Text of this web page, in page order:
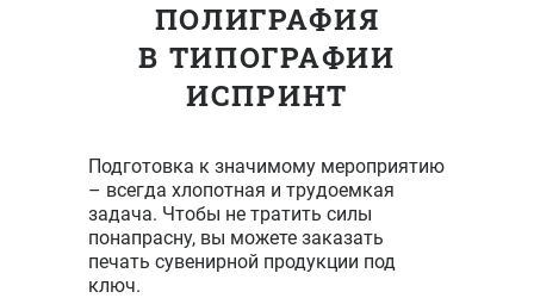
ПОЛИГРАФИЯ
В ТИПОГРАФИИ
ИСПРИНТ
Подготовка к значимому мероприятию
– всегда хлопотная и трудоемкая
задача. Чтобы не тратить силы
понапрасну, вы можете заказать
печать сувенирной продукции под
ключ.